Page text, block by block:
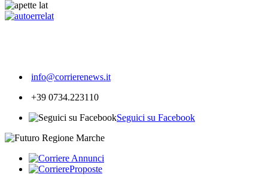
info@corrierenews.it
+39 0734.223110
Seguici su Facebook